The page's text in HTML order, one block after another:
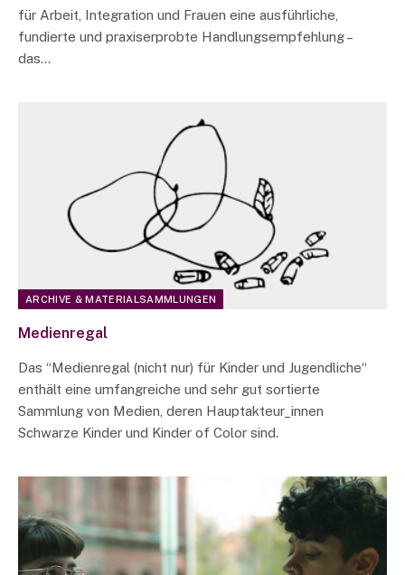
für Arbeit, Integration und Frauen eine ausführliche,
fundierte und praxiserprobte Handlungsempfehlung –
das…
ARCHIVE & MATERIALSAMMLUNGEN
Medienregal
Das “Medienregal (nicht nur) für Kinder und Jugendliche“
enthält eine umfangreiche und sehr gut sortierte
Sammlung von Medien, deren Hauptakteur_innen
Schwarze Kinder und Kinder of Color sind.